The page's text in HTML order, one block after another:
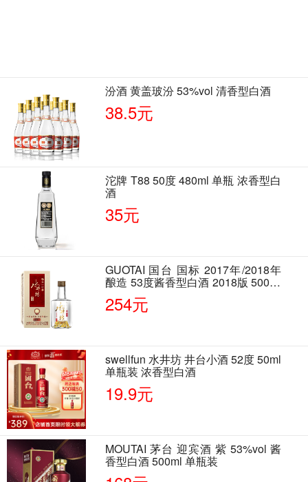
汾酒 黄盖玻汾 53%vol 清香型白酒
38.5元
沱牌 T88 50度 480ml 单瓶 浓香型白
酒
35元
GUOTAI 国台 国标 2017年/2018年
酿造 53度酱香型白酒 2018版 500ml
单瓶装
254元
swellfun 水井坊 井台小酒 52度 50ml
单瓶装 浓香型白酒
19.9元
MOUTAI 茅台 迎宾酒 紫 53%vol 酱
香型白酒 500ml 单瓶装